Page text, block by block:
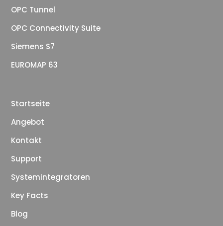
OPC Tunnel
OPC Connectivity Suite
Siemens S7
EUROMAP 63
Startseite
Angebot
Kontakt
Support
Systemintegratoren
Key Facts
Blog